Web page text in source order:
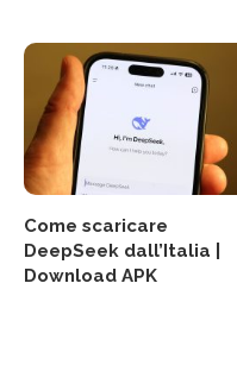
Come scaricare
DeepSeek dall’Italia |
Download APK